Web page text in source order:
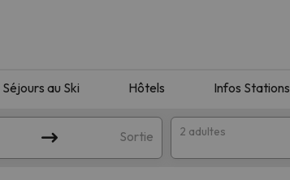
Séjours au Ski Hôtels Infos Stations
Sortie 2 adultes